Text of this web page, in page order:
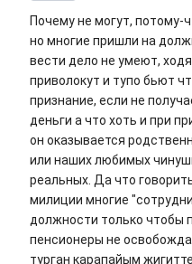
Почему не могут, потому-
но многие пришли на
вести дело не умеют,
приволокут и тупо бьют
признание, если не
деньги а что хоть и при
он оказывается
или наших любимых
реальных. Да что
милиции многие
должности только чтобы
пенсионеры не
турган карапайым